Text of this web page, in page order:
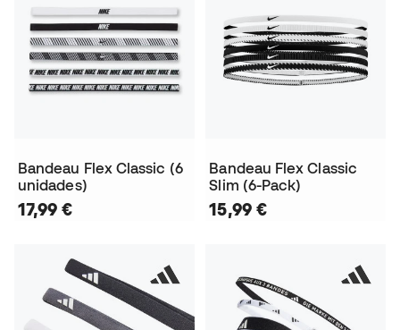
Bandeau Flex Classic (6
unidades)
17,99 €
Bandeau Flex Classic
Slim (6-Pack)
15,99 €